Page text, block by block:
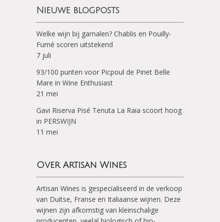
Nieuwe blogposts
Welke wijn bij garnalen? Chablis en Pouilly-
Fumé scoren uitstekend
7 juli
93/100 punten voor Picpoul de Pinet Belle
Mare in Wine Enthusiast
21 mei
Gavi Riserva Pisé Tenuta La Raia scoort hoog
in PERSWIJN
11 mei
Over Artisan Wines
Artisan Wines is gespecialiseerd in de verkoop
van Duitse, Franse en Italiaanse wijnen. Deze
wijnen zijn afkomstig van kleinschalige